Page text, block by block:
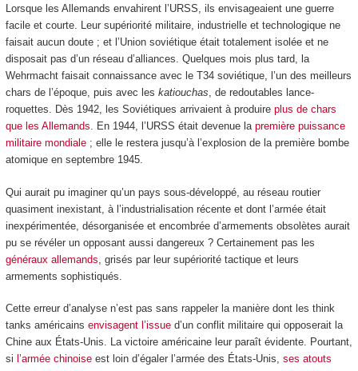
Lorsque les Allemands envahirent l’URSS, ils envisageaient une guerre
facile et courte. Leur supériorité militaire, industrielle et technologique ne
faisait aucun doute ; et l’Union soviétique était totalement isolée et ne
disposait pas d’un réseau d’alliances. Quelques mois plus tard, la
Wehrmacht faisait connaissance avec le T34 soviétique, l’un des meilleurs
chars de l’époque, puis avec les katiouchas, de redoutables lance-
roquettes. Dès 1942, les Soviétiques arrivaient à produire plus de chars
que les Allemands. En 1944, l’URSS était devenue la première puissance
militaire mondiale; elle le restera jusqu’à l’explosion de la première bombe
atomique en septembre 1945.
Qui aurait pu imaginer qu’un pays sous-développé, au réseau routier
quasiment inexistant, à l’industrialisation récente et dont l’armée était
inexpérimentée, désorganisée et encombrée d’armements obsolètes aurait
pu se révéler un opposant aussi dangereux ? Certainement pas les
généraux allemands , grisés par leur supériorité tactique et leurs
armements sophistiqués.
Cette erreur d’analyse n’est pas sans rappeler la manière dont les think
tanks américains envisagent l’issued’un conflit militaire qui opposerait la
Chine aux États-Unis. La victoire américaine leur paraît évidente. Pourtant,
si l’armée chinoiseest loin d’égaler l’armée des États-Unis, ses atouts